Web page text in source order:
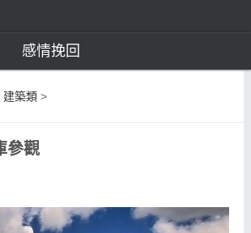
感情挽回
建築類>
參觀